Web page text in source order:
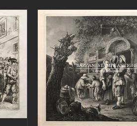
AGGIUNGI AL
DETTAGLI